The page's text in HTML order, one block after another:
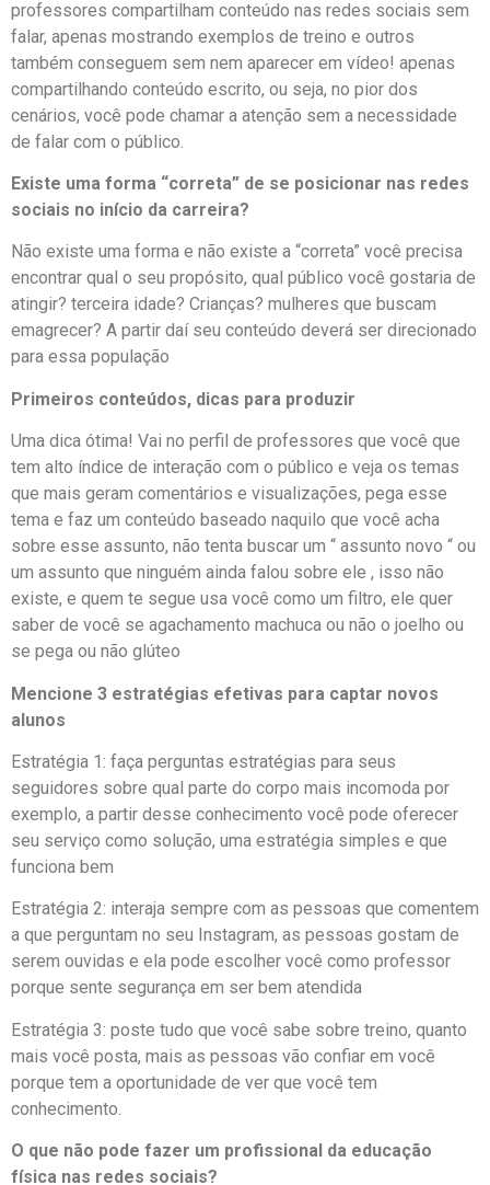
professores compartilham conteúdo nas redes sociais sem
falar, apenas mostrando exemplos de treino e outros
também conseguem sem nem aparecer em vídeo! apenas
compartilhando conteúdo escrito, ou seja, no pior dos
cenários, você pode chamar a atenção sem a necessidade
de falar com o público.
Existe uma forma “correta” de se posicionar nas redes
sociais no início da carreira?
Não existe uma forma e não existe a “correta” você precisa
encontrar qual o seu propósito, qual público você gostaria de
atingir? terceira idade? Crianças? mulheres que buscam
emagrecer? A partir daí seu conteúdo deverá ser direcionado
para essa população
Primeiros conteúdos, dicas para produzir
Uma dica ótima! Vai no perfil de professores que você que
tem alto índice de interação com o público e veja os temas
que mais geram comentários e visualizações, pega esse
tema e faz um conteúdo baseado naquilo que você acha
sobre esse assunto, não tenta buscar um “ assunto novo “ ou
um assunto que ninguém ainda falou sobre ele , isso não
existe, e quem te segue usa você como um filtro, ele quer
saber de você se agachamento machuca ou não o joelho ou
se pega ou não glúteo
Mencione 3 estratégias efetivas para captar novos
alunos
Estratégia 1: faça perguntas estratégias para seus
seguidores sobre qual parte do corpo mais incomoda por
exemplo, a partir desse conhecimento você pode oferecer
seu serviço como solução, uma estratégia simples e que
funciona bem
Estratégia 2: interaja sempre com as pessoas que comentem
a que perguntam no seu Instagram, as pessoas gostam de
serem ouvidas e ela pode escolher você como professor
porque sente segurança em ser bem atendida
Estratégia 3: poste tudo que você sabe sobre treino, quanto
mais você posta, mais as pessoas vão confiar em você
porque tem a oportunidade de ver que você tem
conhecimento.
O que não pode fazer um profissional da educação
física nas redes sociais?